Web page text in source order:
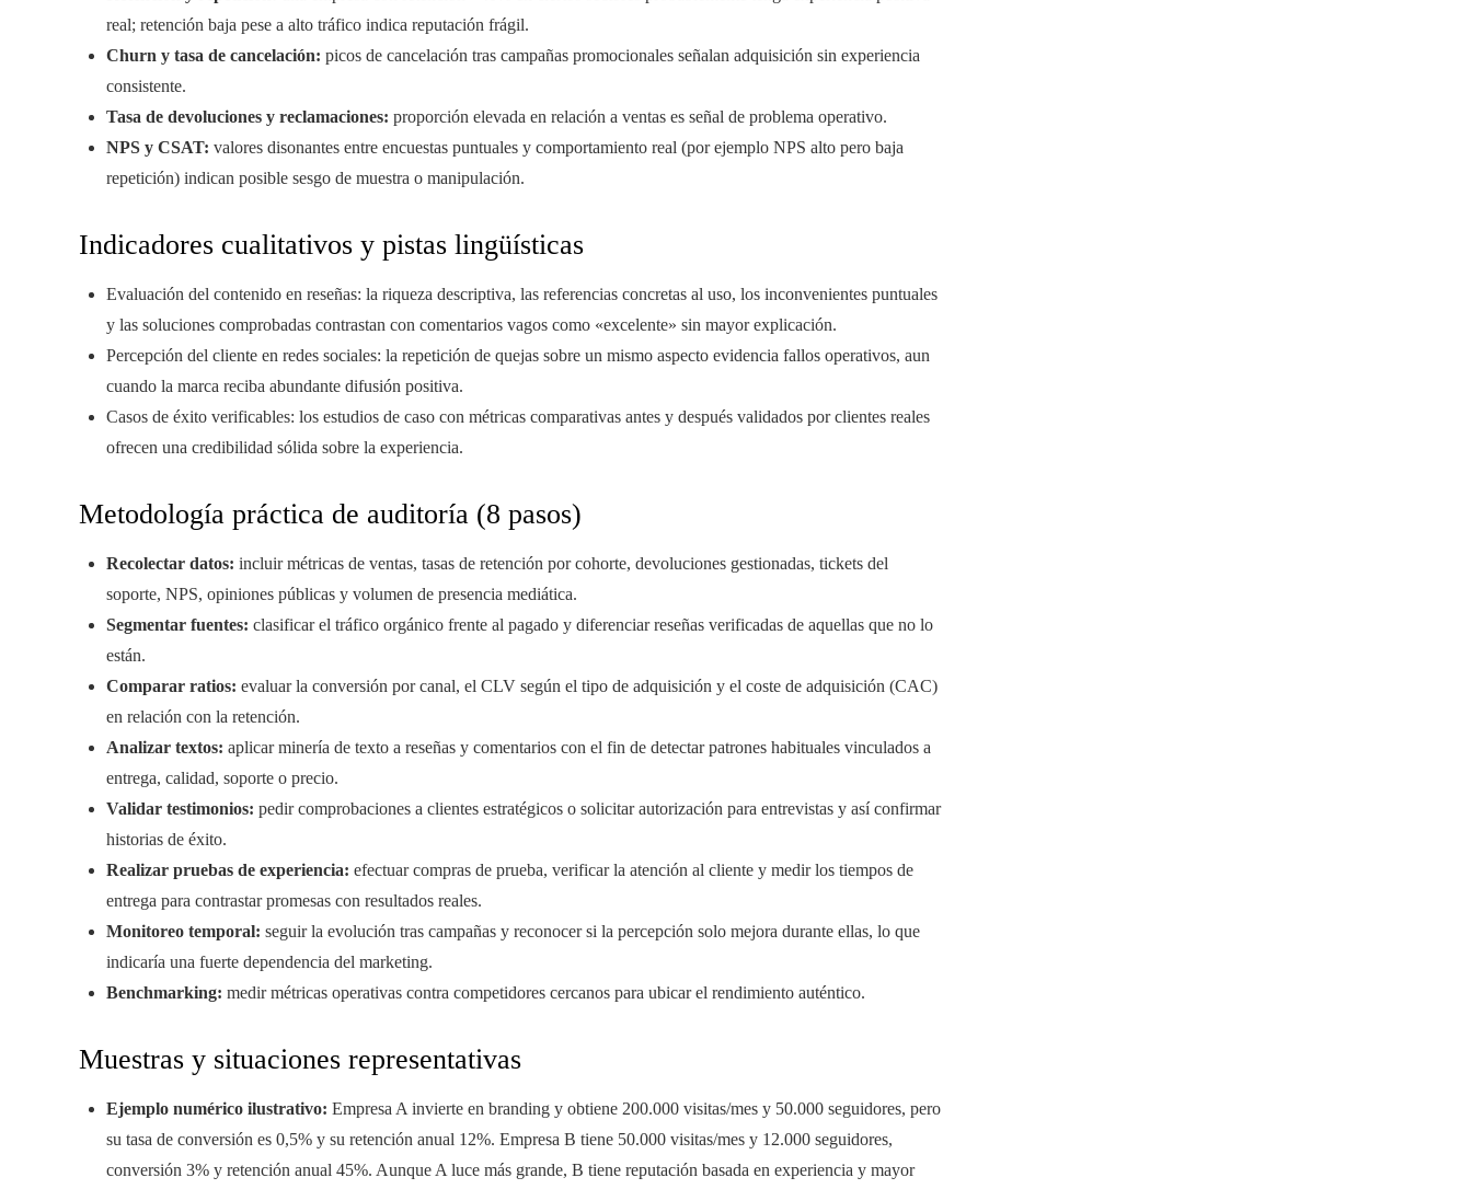
real; retención baja pese a alto tráfico indica reputación frágil.
Churn y tasa de cancelación: picos de cancelación tras campañas promocionales señalan adquisición sin experiencia
consistente.
Tasa de devoluciones y reclamaciones: proporción elevada en relación a ventas es señal de problema operativo.
NPS y CSAT: valores disonantes entre encuestas puntuales y comportamiento real (por ejemplo NPS alto pero baja
repetición) indican posible sesgo de muestra o manipulación.
Indicadores cualitativos y pistas lingüísticas
Evaluación del contenido en reseñas: la riqueza descriptiva, las referencias concretas al uso, los inconvenientes puntuales
y las soluciones comprobadas contrastan con comentarios vagos como «excelente» sin mayor explicación.
Percepción del cliente en redes sociales: la repetición de quejas sobre un mismo aspecto evidencia fallos operativos, aun
cuando la marca reciba abundante difusión positiva.
Casos de éxito verificables: los estudios de caso con métricas comparativas antes y después validados por clientes reales
ofrecen una credibilidad sólida sobre la experiencia.
Metodología práctica de auditoría (8 pasos)
Recolectar datos: incluir métricas de ventas, tasas de retención por cohorte, devoluciones gestionadas, tickets del
soporte, NPS, opiniones públicas y volumen de presencia mediática.
Segmentar fuentes: clasificar el tráfico orgánico frente al pagado y diferenciar reseñas verificadas de aquellas que no lo
están.
Comparar ratios: evaluar la conversión por canal, el CLV según el tipo de adquisición y el coste de adquisición (CAC)
en relación con la retención.
Analizar textos: aplicar minería de texto a reseñas y comentarios con el fin de detectar patrones habituales vinculados a
entrega, calidad, soporte o precio.
Validar testimonios: pedir comprobaciones a clientes estratégicos o solicitar autorización para entrevistas y así confirmar
historias de éxito.
Realizar pruebas de experiencia: efectuar compras de prueba, verificar la atención al cliente y medir los tiempos de
entrega para contrastar promesas con resultados reales.
Monitoreo temporal: seguir la evolución tras campañas y reconocer si la percepción solo mejora durante ellas, lo que
indicaría una fuerte dependencia del marketing.
Benchmarking: medir métricas operativas contra competidores cercanos para ubicar el rendimiento auténtico.
Muestras y situaciones representativas
Ejemplo numérico ilustrativo: Empresa A invierte en branding y obtiene 200.000 visitas/mes y 50.000 seguidores, pero
su tasa de conversión es 0,5% y su retención anual 12%. Empresa B tiene 50.000 visitas/mes y 12.000 seguidores,
conversión 3% y retención anual 45%. Aunque A luce más grande, B tiene reputación basada en experiencia y mayor